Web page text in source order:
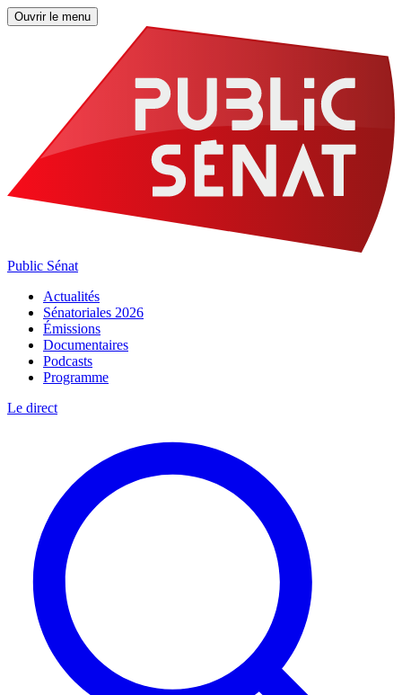
Ouvrir le menu
Public Sénat
Actualités
Sénatoriales 2026
Émissions
Documentaires
Podcasts
Programme
Le direct